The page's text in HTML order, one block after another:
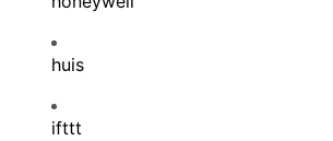
huis
ifttt